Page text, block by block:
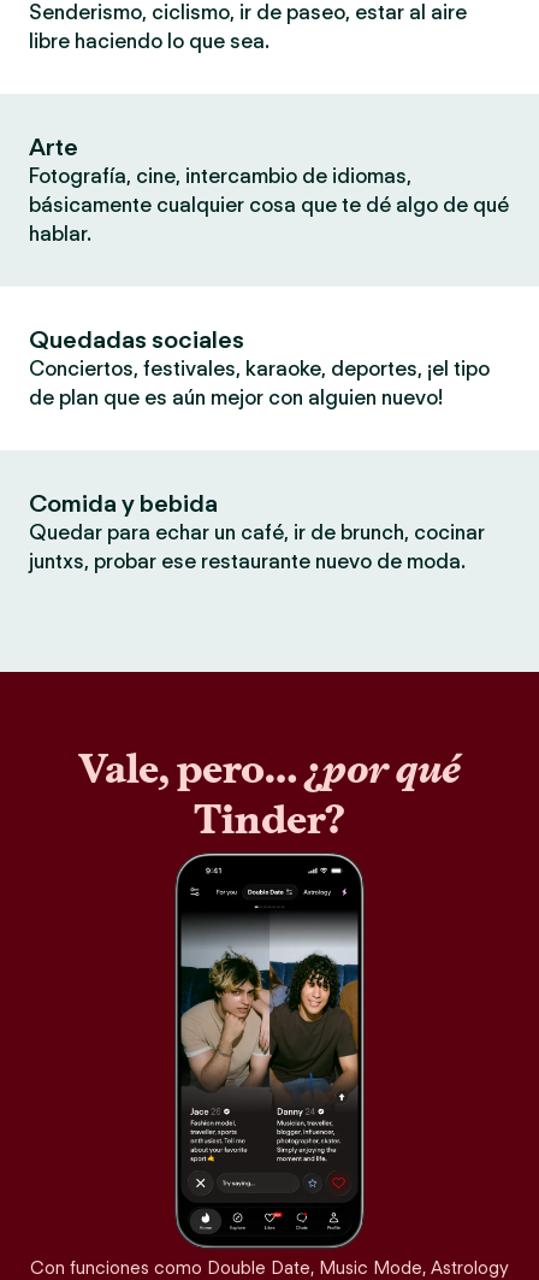
Senderismo, ciclismo, ir de paseo, estar al aire
libre haciendo lo que sea.
Arte
Fotografía, cine, intercambio de idiomas,
básicamente cualquier cosa que te dé algo de qué
hablar.
Quedadas sociales
Conciertos, festivales, karaoke, deportes, ¡el tipo
de plan que es aún mejor con alguien nuevo!
Comida y bebida
Quedar para echar un café, ir de brunch, cocinar
juntxs, probar ese restaurante nuevo de moda.
Vale, pero… ¿por qué
Tinder?
Con funciones como Double Date, Music Mode, Astrology